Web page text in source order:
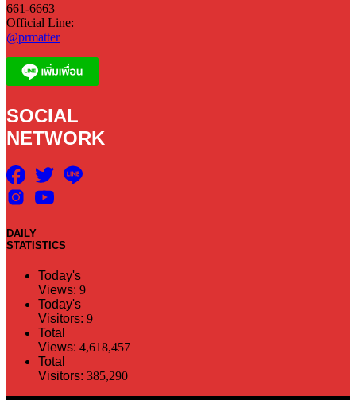
661-6663
Official Line:
@prmatter
SOCIAL
NETWORK
DAILY
STATISTICS
Today's
Views: 9
Today's
Visitors: 9
Total
Views: 4,618,457
Total
Visitors: 385,290